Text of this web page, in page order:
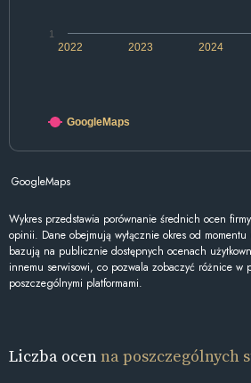
2022 2024
2023
1
GoogleMaps
GoogleMaps
Wykres przedstawia porównanie średnich ocen
opinii. Dane obejmują wyłącznie okres od
bazują na publicznie dostępnych ocenach
innemu serwisowi, co pozwala zobaczyć różnice w
poszczególnymi platformami.
Liczba ocenna poszczególnych